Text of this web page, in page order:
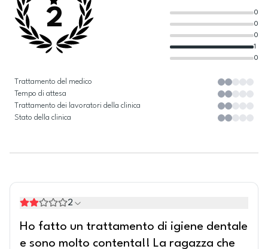
2
0
1
0
0
0
Trattamento del medico
Tempo di attesa
Trattamento dei lavoratori della clinica
Stato della clinica
2
Ho fatto un trattamento di igiene dentale
e sono molto contenta!! La ragazza che